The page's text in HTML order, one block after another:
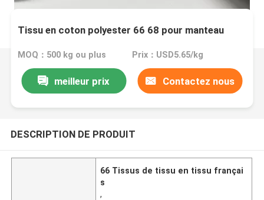
Tissu en coton polyester 66 68 pour manteau
MOQ：500 kg ou plus Prix：USD5.65/kg
meilleur prix Contactez nous
DESCRIPTION DE PRODUIT
66 Tissus de tissu en tissu françai
s
,